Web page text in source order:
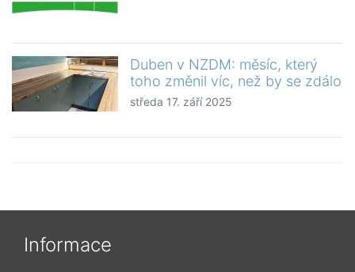
Duben v NZDM: měsíc, který
toho změnil víc, než by se zdálo
středa 17. září 2025
Informace